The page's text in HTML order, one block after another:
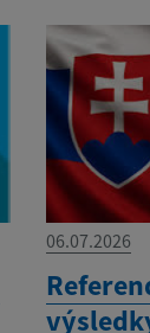
06.07.2026